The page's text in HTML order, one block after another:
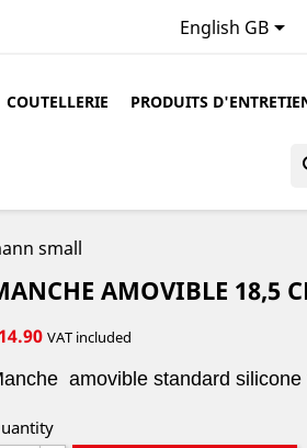
English GB
COUTELLERIE PRODUITS
small
AMOVIBLE 18,5
VAT included
amovible standard silicone